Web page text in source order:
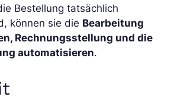
Bestellung tatsächlich
können sie die Bearbeitung
Rechnungsstellung und die
automatisieren.